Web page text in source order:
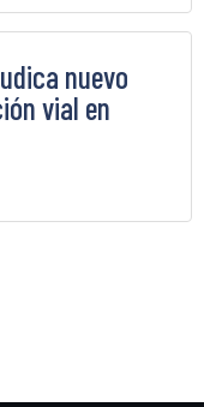
nuevo
vial en